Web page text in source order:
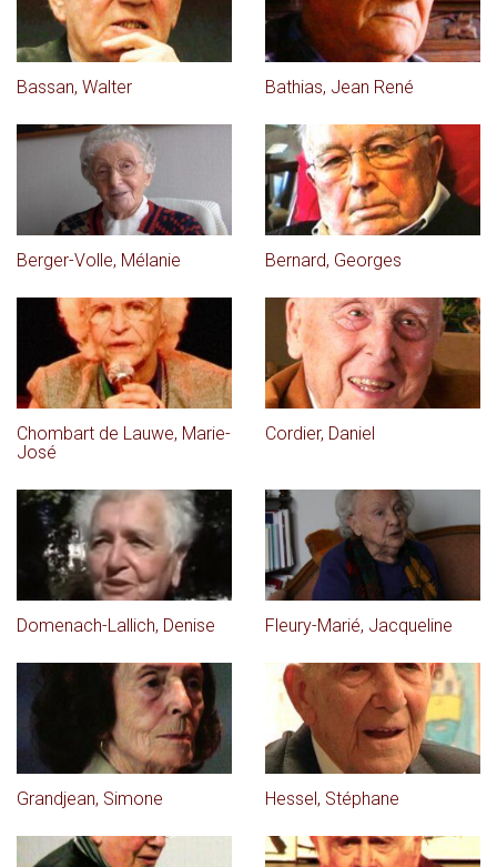
Bassan, Walter Bathias, Jean René
Berger-Volle, Mélanie Bernard, Georges
Chombart de Lauwe, Marie-
José
Cordier, Daniel
Domenach-Lallich, Denise Fleury-Marié, Jacqueline
Grandjean, Simone Hessel, Stéphane